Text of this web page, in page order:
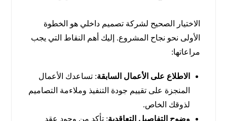
الاختيار الصحيح لشركة تصميم داخلي هو الخطوة
الأولى نحو نجاح المشروع. إليك أهم النقاط التي يجب
مراعاتها:
الاطلاع على الأعمال السابقة: تساعدك الأعمال
المنجزة على تقييم جودة التنفيذ وملاءمة التصاميم
لذوقك الخاص.
وضوح التفاصيل التعاقدية: تأكد من وجود عقد